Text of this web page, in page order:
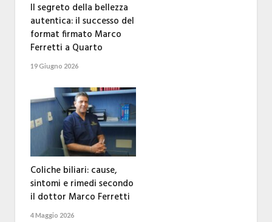
Il segreto della bellezza
autentica: il successo del
format firmato Marco
Ferretti a Quarto
19 Giugno 2026
Coliche biliari: cause,
sintomi e rimedi secondo
il dottor Marco Ferretti
4 Maggio 2026